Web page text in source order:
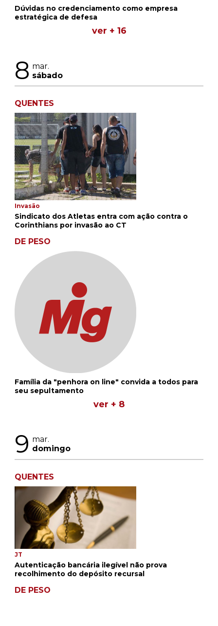
Dúvidas no credenciamento como empresa
estratégica de defesa
ver + 16
8 mar.
sábado
QUENTES
Invasão
Sindicato dos Atletas entra com ação contra o
Corinthians por invasão ao CT
DE PESO
Família da "penhora on line" convida a todos para
seu sepultamento
ver + 8
9 mar.
domingo
QUENTES
JT
Autenticação bancária ilegível não prova
recolhimento do depósito recursal
DE PESO